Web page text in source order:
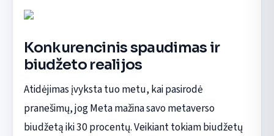
Konkurencinis spaudimas ir
biudžeto realijos
Atidėjimas įvyksta tuo metu, kai pasirodė
pranešimų, jog Meta mažina savo metaverso
biudžetą iki 30 procentų. Veikiant tokiam biudžetų